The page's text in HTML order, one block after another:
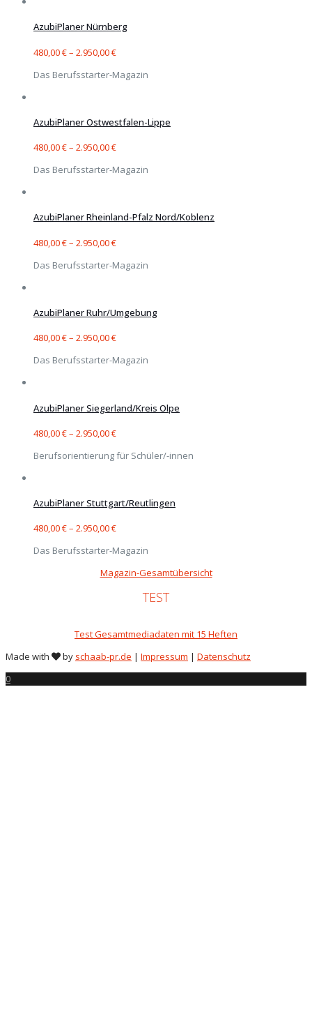
AzubiPlaner Nürnberg
480,00€– 2.950,00€
Das Berufsstarter-Magazin
AzubiPlaner Ostwestfalen-Lippe
480,00€– 2.950,00€
Das Berufsstarter-Magazin
AzubiPlaner Rheinland-Pfalz Nord/Koblenz
480,00€– 2.950,00€
Das Berufsstarter-Magazin
AzubiPlaner Ruhr/Umgebung
480,00€– 2.950,00€
Das Berufsstarter-Magazin
AzubiPlaner Siegerland/Kreis Olpe
480,00€– 2.950,00€
Berufsorientierung für Schüler/-innen
AzubiPlaner Stuttgart/Reutlingen
480,00€– 2.950,00€
Das Berufsstarter-Magazin
Magazin-Gesamtübersicht
TEST
Test Gesamtmediadaten mit 15 Heften
Made with
by schaab-pr.de | Impressum | Datenschutz
0